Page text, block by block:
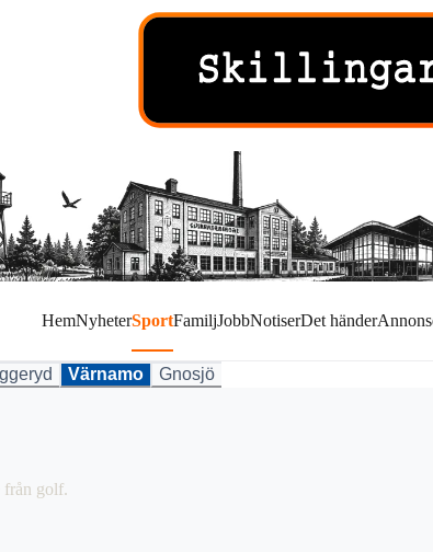
HemNyheterSportFamiljJobbNotiserDet händer
Värnamo Gnosjö
från golf.